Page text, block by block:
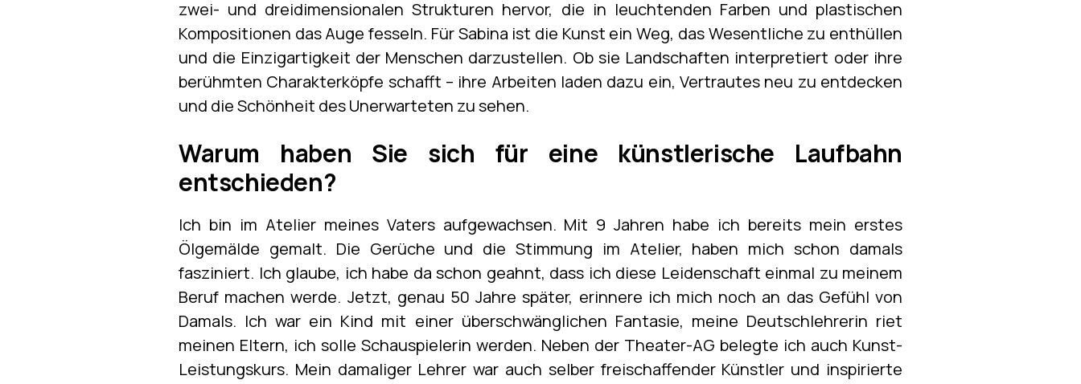
zwei- und dreidimensionalen Strukturen hervor, die in leuchtenden Farben und plastischen
Kompositionen das Auge fesseln. Für Sabina ist die Kunst ein Weg, das Wesentliche zu enthüllen
und die Einzigartigkeit der Menschen darzustellen. Ob sie Landschaften interpretiert oder ihre
berühmten Charakterköpfe schafft – ihre Arbeiten laden dazu ein, Vertrautes neu zu entdecken
und die Schönheit des Unerwarteten zu sehen.
Warum haben Sie sich für eine künstlerische Laufbahn
entschieden?
Ich bin im Atelier meines Vaters aufgewachsen. Mit 9 Jahren habe ich bereits mein erstes
Ölgemälde gemalt. Die Gerüche und die Stimmung im Atelier, haben mich schon damals
fasziniert. Ich glaube, ich habe da schon geahnt, dass ich diese Leidenschaft einmal zu meinem
Beruf machen werde. Jetzt, genau 50 Jahre später, erinnere ich mich noch an das Gefühl von
Damals. Ich war ein Kind mit einer überschwänglichen Fantasie, meine Deutschlehrerin riet
meinen Eltern, ich solle Schauspielerin werden. Neben der Theater-AG belegte ich auch Kunst-
Leistungskurs. Mein damaliger Lehrer war auch selber freischaffender Künstler und inspirierte